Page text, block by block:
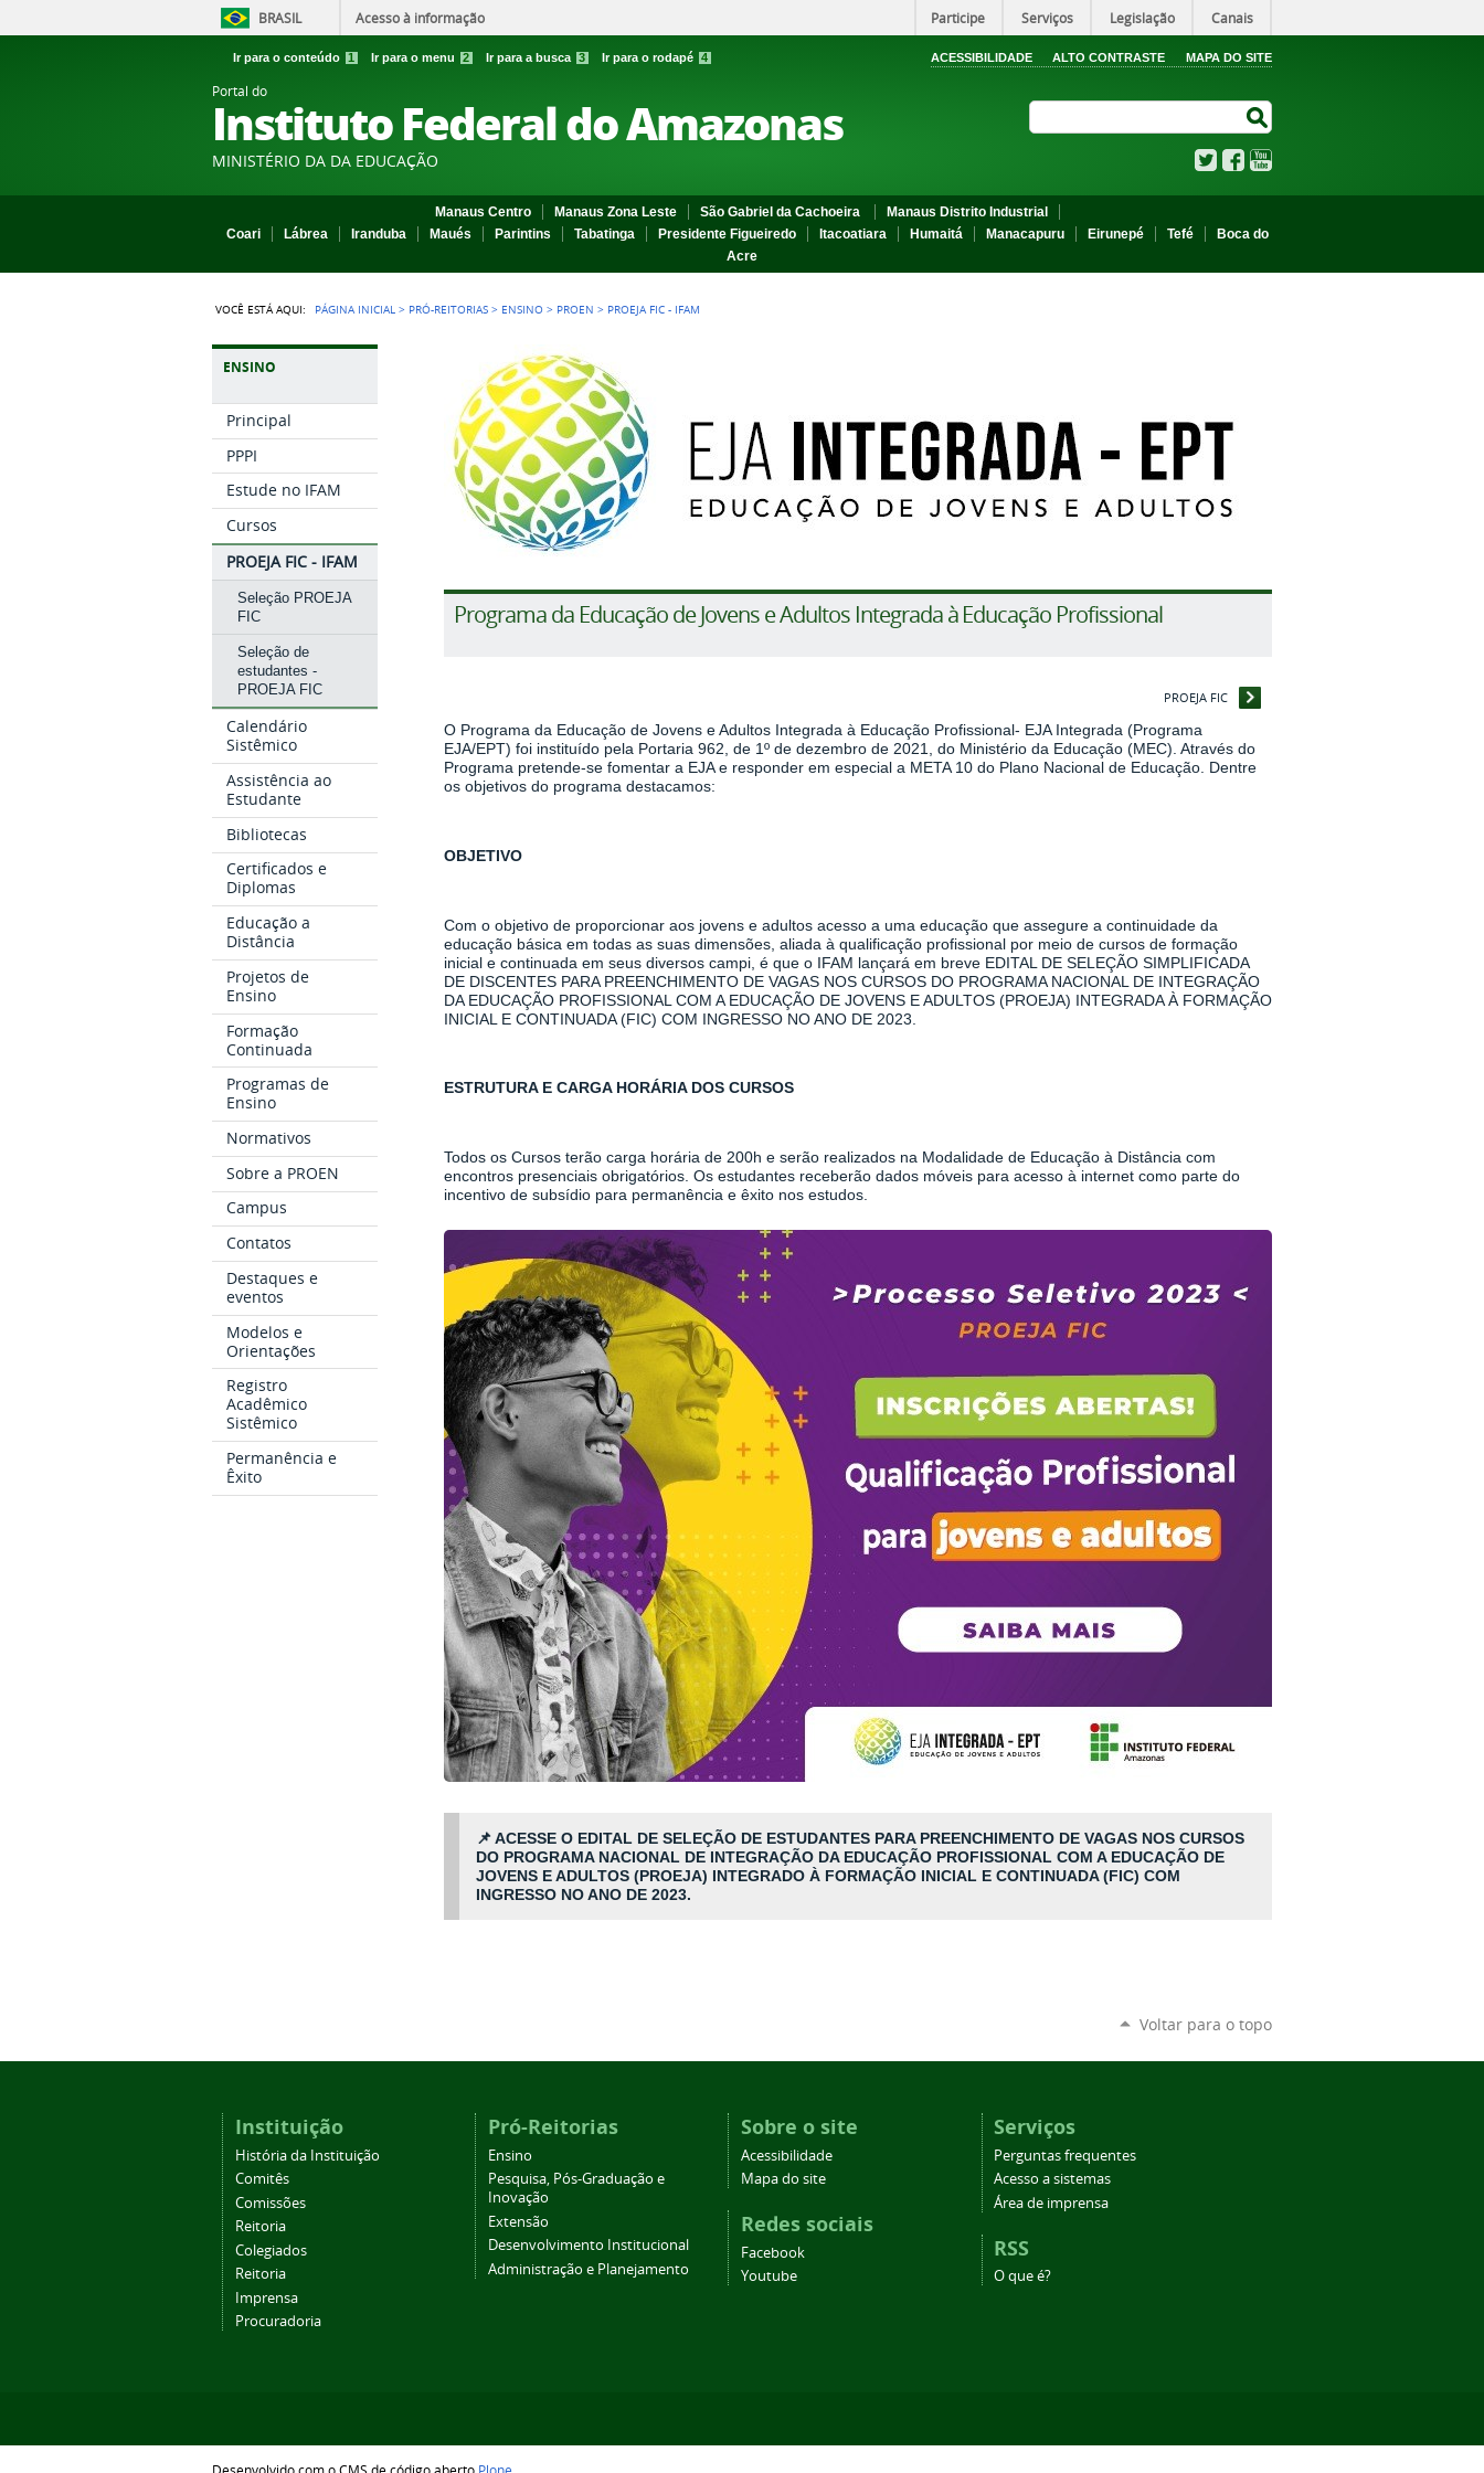
BRASIL Acesso à informação Participe Serviços Legislação Canais
Ir para o conteúdo 1 Ir para o menu 2 Ir para a busca 3 Ir para o rodapé 4 ACESSIBILIDADE ALTO CONTRASTE MAPA DO SITE
Portal do
Instituto Federal do Amazonas
MINISTÉRIO DA DA EDUCAÇÃO TwitterFacebook
Manaus Centro Manaus Zona Leste São Gabriel da Cachoeira
Manaus Distrito Industrial
Coari
Lábrea Iranduba Maués Parintins Tabatinga Presidente Figueiredo Itacoatiara Humaitá Manacapuru Eirunepé Tefé
Boca do
Acre
VOCÊ ESTÁ AQUI: PÁGINA INICIAL > PRÓ-REITORIAS > ENSINO > PROEN > PROEJA FIC - IFAM
ENSINO
Principal
PPPI
Estude no IFAM
Cursos
PROEJA FIC - IFAM
Seleção PROEJA
FIC
Seleção de
estudantes -
PROEJA FIC
Calendário
Sistêmico
Assistência ao
Estudante
Bibliotecas
Certificados e
Diplomas
Educação a
Distância
Projetos de
Ensino
Formação
Continuada
Programas de
Ensino
Normativos
Sobre a PROEN
Campus
Contatos
Destaques e
eventos
Modelos e
Orientações
Registro
Acadêmico
Sistêmico
Permanência e
Êxito
Programa da Educação de Jovens e Adultos Integrada à Educação Profissional
PROEJA FIC
O Programa da Educação de Jovens e Adultos Integrada à Educação Profissional- EJA Integrada (Programa
EJA/EPT) foi instituído pela Portaria 962, de 1º de dezembro de 2021, do Ministério da Educação (MEC). Através do
Programa pretende-se fomentar a EJA e responder em especial a META 10 do Plano Nacional de Educação. Dentre
os objetivos do programa destacamos:
OBJETIVO
Com o objetivo de proporcionar aos jovens e adultos acesso a uma educação que assegure a continuidade da
educação básica em todas as suas dimensões, aliada à qualificação profissional por meio de cursos de formação
inicial e continuada em seus diversos campi, é que o IFAM lançará em breve EDITAL DE SELEÇÃO SIMPLIFICADA
DE DISCENTES PARA PREENCHIMENTO DE VAGAS NOS CURSOS DO PROGRAMA NACIONAL DE INTEGRAÇÃO
DA EDUCAÇÃO PROFISSIONAL COM A EDUCAÇÃO DE JOVENS E ADULTOS (PROEJA) INTEGRADA À FORMAÇÃO
INICIAL E CONTINUADA (FIC) COM INGRESSO NO ANO DE 2023.
ESTRUTURA E CARGA HORÁRIA DOS CURSOS
Todos os Cursos terão carga horária de 200h e serão realizados na Modalidade de Educação à Distância com
encontros presenciais obrigatórios. Os estudantes receberão dados móveis para acesso à internet como parte do
incentivo de subsídio para permanência e êxito nos estudos.
📌 ACESSE O EDITAL DE SELEÇÃO DE ESTUDANTES PARA PREENCHIMENTO DE VAGAS NOS CURSOS
DO PROGRAMA NACIONAL DE INTEGRAÇÃO DA EDUCAÇÃO PROFISSIONAL COM A EDUCAÇÃO DE
JOVENS E ADULTOS (PROEJA) INTEGRADO À FORMAÇÃO INICIAL E CONTINUADA (FIC) COM
INGRESSO NO ANO DE 2023.
Voltar para o topo
Instituição
História da Instituição
Comitês
Comissões
Reitoria
Colegiados
Reitoria
Imprensa
Procuradoria
Pró-Reitorias
Ensino
Pesquisa, Pós-Graduação e
Inovação
Extensão
Desenvolvimento Institucional
Administração e Planejamento
Sobre o site
Acessibilidade
Mapa do site
Redes sociais
Facebook
Youtube
Serviços
Perguntas frequentes
Acesso a sistemas
Área de imprensa
RSS
O que é?